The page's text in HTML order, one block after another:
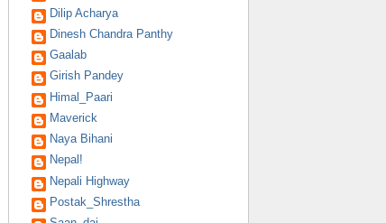
Dilip Acharya
Dinesh Chandra Panthy
Gaalab
Girish Pandey
Himal_Paari
Maverick
Naya Bihani
Nepal!
Nepali Highway
Postak_Shrestha